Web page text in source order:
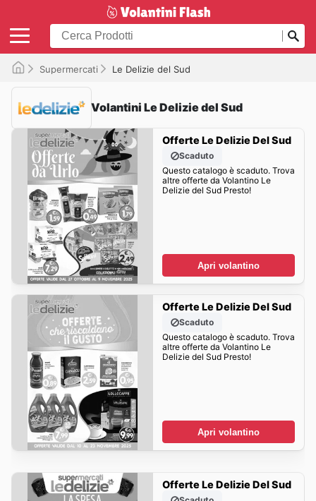
Supermercati Le Delizie del Sud
Volantini Le Delizie del Sud
Offerte Le Delizie Del Sud
Scaduto
Questo catalogo è scaduto. Trova
altre offerte da Volantino Le
Delizie del Sud Presto!
Apri volantino
Offerte Le Delizie Del Sud
Scaduto
Questo catalogo è scaduto. Trova
altre offerte da Volantino Le
Delizie del Sud Presto!
Apri volantino
Offerte Le Delizie Del Sud